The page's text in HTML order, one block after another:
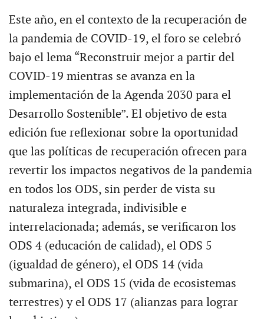
Este año, en el contexto de la recuperación de
la pandemia de COVID-19, el foro se celebró
bajo el lema “Reconstruir mejor a partir del
COVID-19 mientras se avanza en la
implementación de la Agenda 2030 para el
Desarrollo Sostenible”. El objetivo de esta
edición fue reflexionar sobre la oportunidad
que las políticas de recuperación ofrecen para
revertir los impactos negativos de la pandemia
en todos los ODS, sin perder de vista su
naturaleza integrada, indivisible e
interrelacionada; además, se verificaron los
ODS 4 (educación de calidad), el ODS 5
(igualdad de género), el ODS 14 (vida
submarina), el ODS 15 (vida de ecosistemas
terrestres) y el ODS 17 (alianzas para lograr